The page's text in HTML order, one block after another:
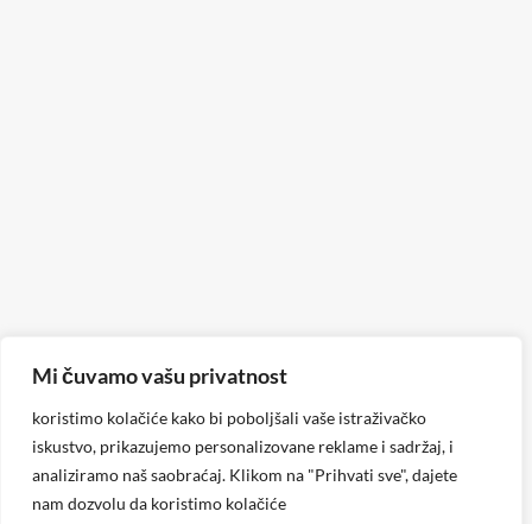
Mi čuvamo vašu privatnost
koristimo kolačiće kako bi poboljšali vaše istraživačko
iskustvo, prikazujemo personalizovane reklame i sadržaj, i
analiziramo naš saobraćaj. Klikom na "Prihvati sve", dajete
nam dozvolu da koristimo kolačiće